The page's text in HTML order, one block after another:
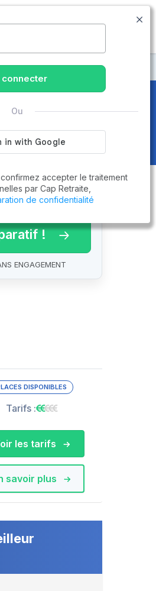
09.74.59.59.57
!
ENGAGEMENT
DISPONIBLES
Tarifs :
savoir plus
les tarifs
connecter
Ou
accepter le traitement
par Cap Retraite,
de confidentialité